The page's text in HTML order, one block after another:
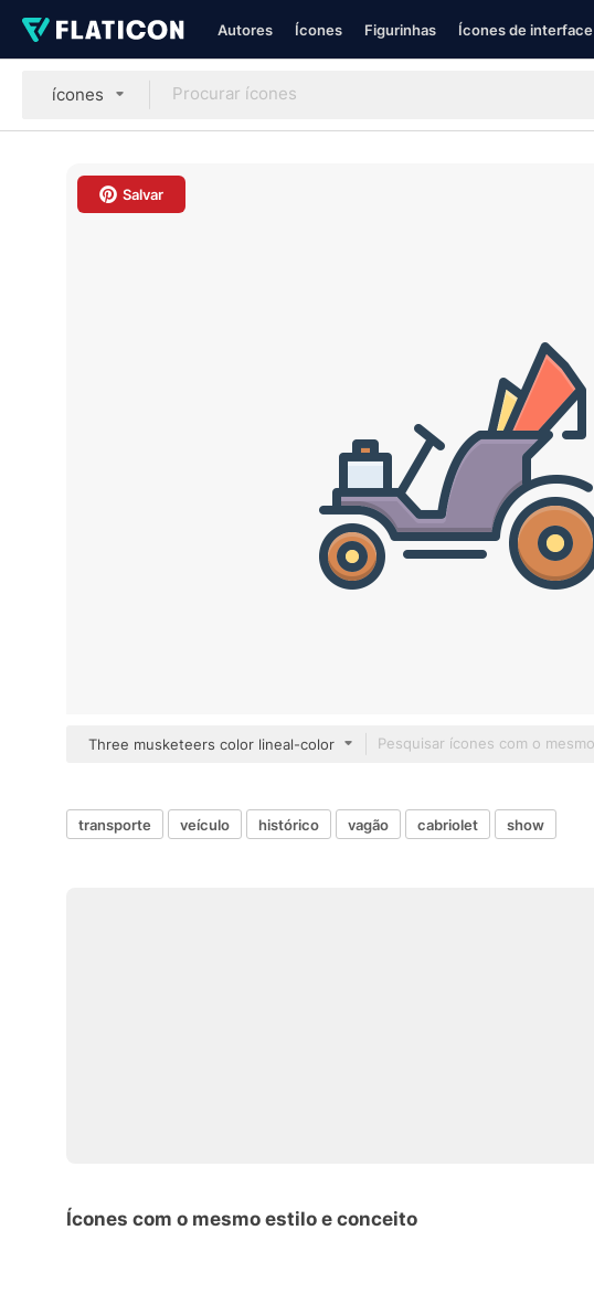
Autores Ícones Figurinhas Ícones de interface
ícones
Salvar
Three musketeers color lineal-color
transporte veículo histórico vagão cabriolet show
Ícones com o mesmo estilo e conceito